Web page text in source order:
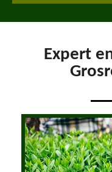
Expert